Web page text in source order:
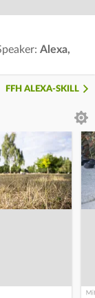
Alexa,
FFH ALEXA-SKILL